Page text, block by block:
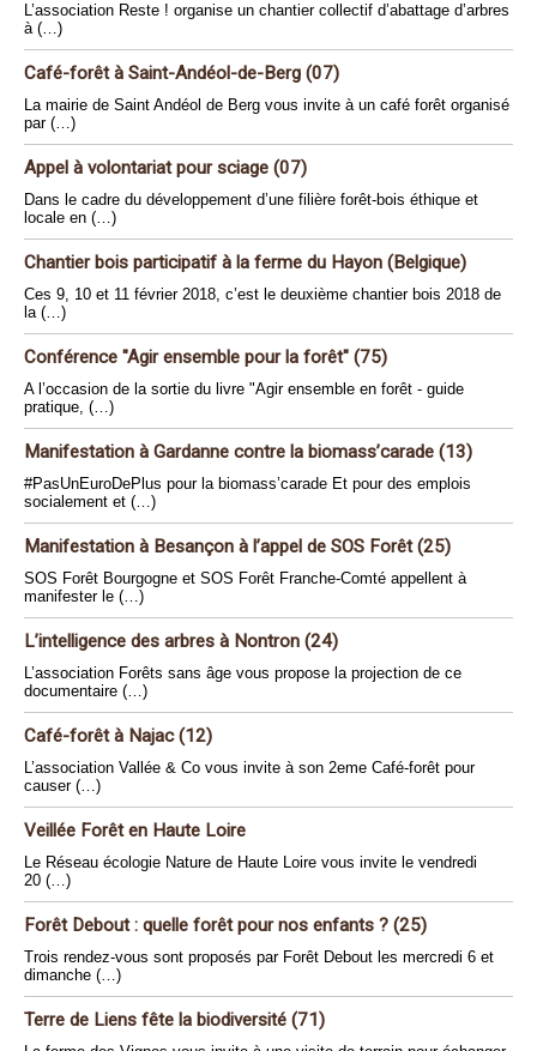
L’association Reste ! organise un chantier collectif d’abattage d’arbres
à (…)
Café-forêt à Saint-Andéol-de-Berg (07)
La mairie de Saint Andéol de Berg vous invite à un café forêt organisé
par (…)
Appel à volontariat pour sciage (07)
Dans le cadre du développement d’une filière forêt-bois éthique et
locale en (…)
Chantier bois participatif à la ferme du Hayon (Belgique)
Ces 9, 10 et 11 février 2018, c’est le deuxième chantier bois 2018 de
la (…)
Conférence "Agir ensemble pour la forêt" (75)
A l’occasion de la sortie du livre "Agir ensemble en forêt - guide
pratique, (…)
Manifestation à Gardanne contre la biomass’carade (13)
#PasUnEuroDePlus pour la biomass’carade Et pour des emplois
socialement et (…)
Manifestation à Besançon à l’appel de SOS Forêt (25)
SOS Forêt Bourgogne et SOS Forêt Franche-Comté appellent à
manifester le (…)
L’intelligence des arbres à Nontron (24)
L’association Forêts sans âge vous propose la projection de ce
documentaire (…)
Café-forêt à Najac (12)
L’association Vallée & Co vous invite à son 2eme Café-forêt pour
causer (…)
Veillée Forêt en Haute Loire
Le Réseau écologie Nature de Haute Loire vous invite le vendredi
20 (…)
Forêt Debout : quelle forêt pour nos enfants ? (25)
Trois rendez-vous sont proposés par Forêt Debout les mercredi 6 et
dimanche (…)
Terre de Liens fête la biodiversité (71)